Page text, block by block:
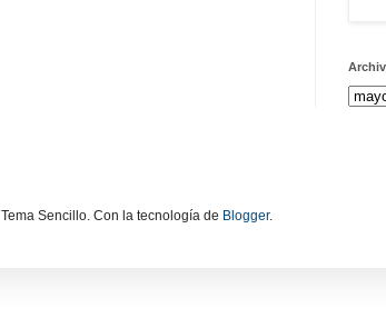
Tema Sencillo. Con la tecnología de Blogger.